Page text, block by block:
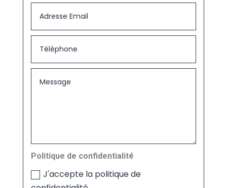
Politique de confidentialité
J'accepte la politique de